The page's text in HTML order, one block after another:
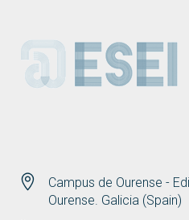
ESEI
Campus de Ourense -
Ourense. Galicia (Spain)